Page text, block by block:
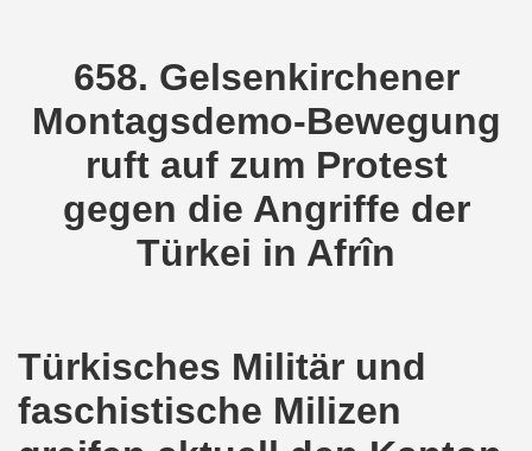
658. Gelsenkirchener
Montagsdemo-Bewegung
ruft auf zum Protest
gegen die Angriffe der
Türkei in Afrîn
Türkisches Militär und
faschistische Milizen
Bewegung Gelsenkirchen sagt am 12.06.2023 „Nein“
am 12.06.2023 um 17.30 Uhr auf dem
der Befreiung vom Hitler-Faschismus - aktiver
dem Heinrich-König-Platz als Kundgebungsplatz
solidarisch mit den Betroffenen am
am 13.02.2023: Aktiver Widerstand gegen